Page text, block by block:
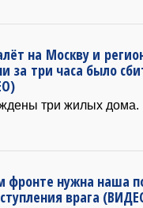
на Москву и
за три часа было
три жилых дома.
фронте нужна наша
врага